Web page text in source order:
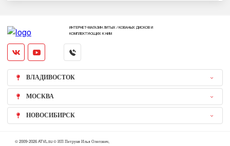
ИНТЕРНЕТ-МАГАЗИН ЛИТЫХ / КОВАНЫХ ДИСКОВ И
КОМПЛЕКТУЮЩИХ К НИМ
ВЛАДИВОСТОК
МОСКВА
НОВОСИБИРСК
© 2009-2026 ATVL.su © ИП Петруня Илья Олегович,